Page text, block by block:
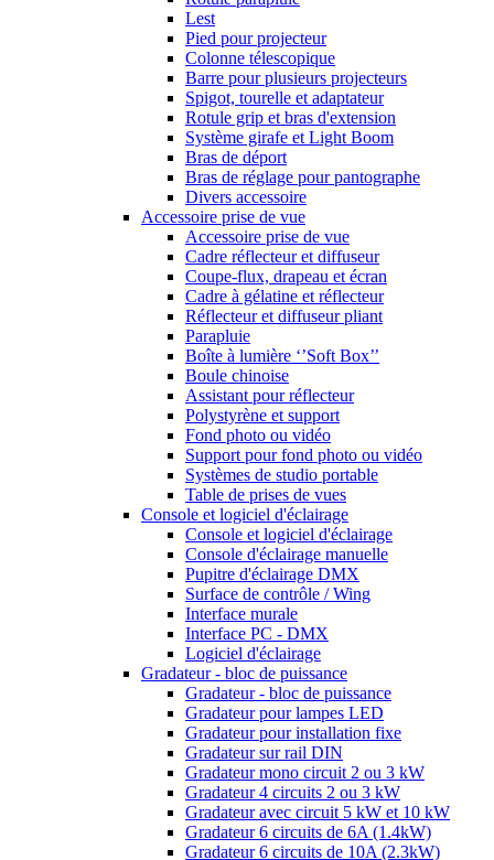
Lest
Pied pour projecteur
Colonne télescopique
Barre pour plusieurs projecteurs
Spigot, tourelle et adaptateur
Rotule grip et bras d'extension
Système girafe et Light Boom
Bras de déport
Bras de réglage pour pantographe
Divers accessoire
Accessoire prise de vue
Accessoire prise de vue
Cadre réflecteur et diffuseur
Coupe-flux, drapeau et écran
Cadre à gélatine et réflecteur
Réflecteur et diffuseur pliant
Parapluie
Boîte à lumière ‘’Soft Box’’
Boule chinoise
Assistant pour réflecteur
Polystyrène et support
Fond photo ou vidéo
Support pour fond photo ou vidéo
Systèmes de studio portable
Table de prises de vues
Console et logiciel d'éclairage
Console et logiciel d'éclairage
Console d'éclairage manuelle
Pupitre d'éclairage DMX
Surface de contrôle / Wing
Interface murale
Interface PC - DMX
Logiciel d'éclairage
Gradateur - bloc de puissance
Gradateur - bloc de puissance
Gradateur pour lampes LED
Gradateur pour installation fixe
Gradateur sur rail DIN
Gradateur mono circuit 2 ou 3 kW
Gradateur 4 circuits 2 ou 3 kW
Gradateur avec circuit 5 kW et 10 kW
Gradateur 6 circuits de 6A (1.4kW)
Gradateur 6 circuits de 10A (2.3kW)